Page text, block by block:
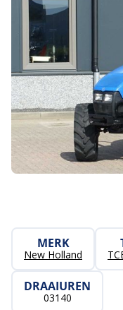
MERK
New Holland
DRAAIUREN
03140